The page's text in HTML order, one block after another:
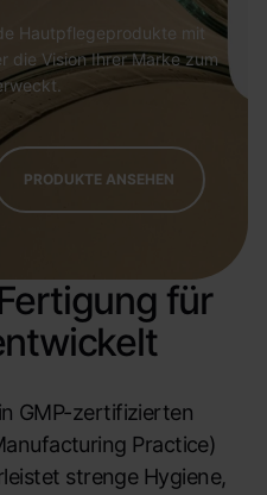
Hautpflegeprodukte mit
die Vision Ihrer Marke zum
PRODUKTE ANSEHEN
für
GMP-zertifizierten
Practice)
strenge Hygiene,